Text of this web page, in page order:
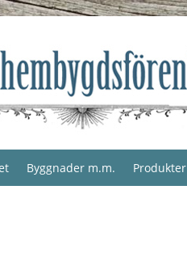
Byggnader m.m. Produkter